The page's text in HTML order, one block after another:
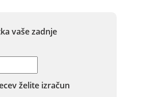
vaše zadnje
želite izračun